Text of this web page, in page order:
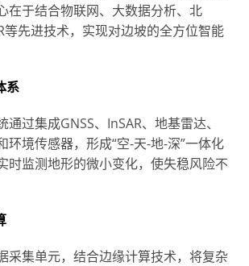
在于结合物联网、大数据分析、北
等先进技术，实现对边坡的全方位智能
系
过集成GNSS、InSAR、地基雷达、
环境传感器，形成“空-天-地-深”一体化
时监测地形的微小变化，使失稳风险不
采集单元，结合边缘计算技术，将复杂